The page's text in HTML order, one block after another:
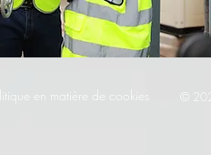
en matière de cookies ©